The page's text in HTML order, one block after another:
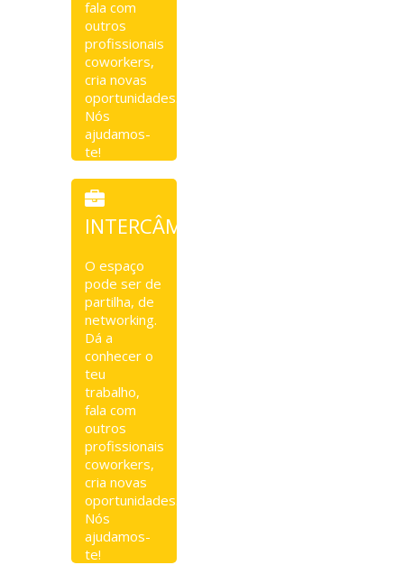
fala com
outros
profissionais
coworkers,
cria novas
oportunidades.
Nós
ajudamos-
te!
INTERCÂMBIO
O espaço
pode ser de
partilha, de
networking.
Dá a
conhecer o
teu
trabalho,
fala com
outros
profissionais
coworkers,
cria novas
oportunidades.
Nós
ajudamos-
te!